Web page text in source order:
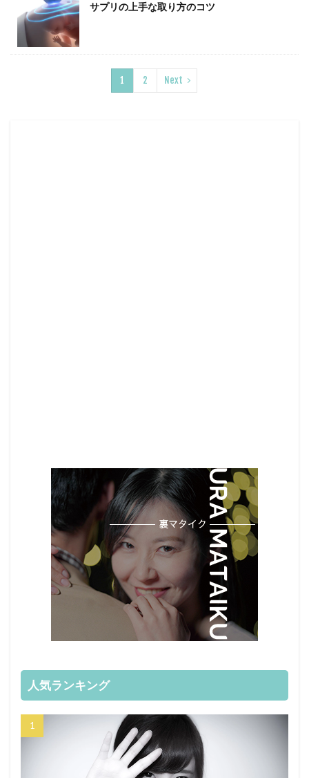
サプリの上手な取り方のコツ
1 2 Next
人気ランキング